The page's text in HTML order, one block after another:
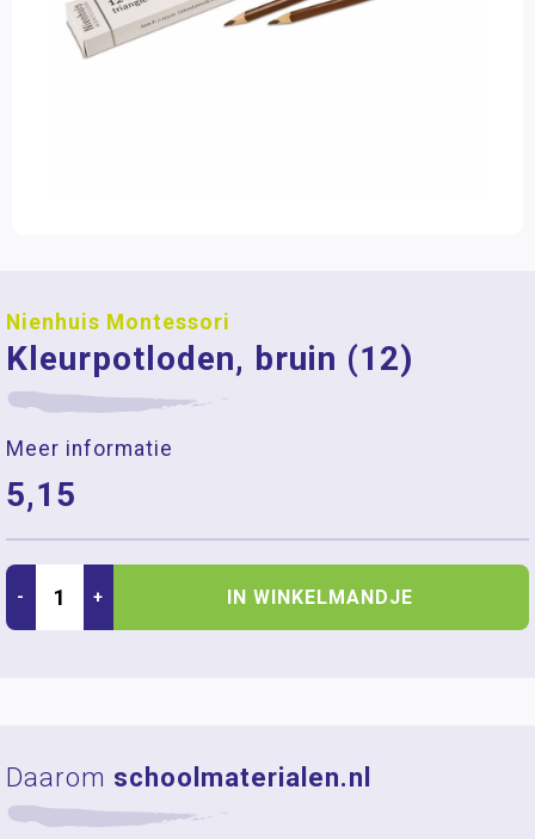
Nienhuis Montessori
Kleurpotloden, bruin (12)
Meer informatie
5,15
- + IN WINKELMANDJE
Daarom schoolmaterialen.nl